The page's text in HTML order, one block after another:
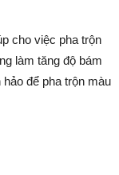
cho việc pha trộn
làm tăng độ bám
để pha trộn màu